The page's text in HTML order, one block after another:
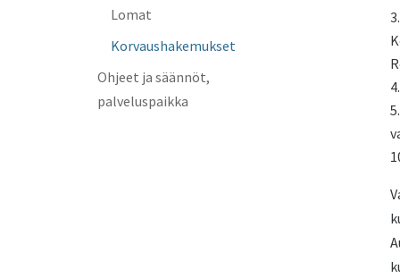
Lomat
Korvaushakemukset
Ohjeet ja säännöt,
palveluspaikka